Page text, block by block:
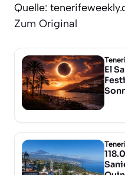
Quelle:
Zum Original
El